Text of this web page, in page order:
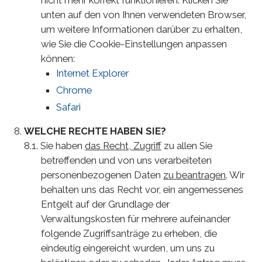
unten auf den von Ihnen verwendeten Browser,
um weitere Informationen darüber zu erhalten,
wie Sie die Cookie-Einstellungen anpassen
können:
Internet Explorer
Chrome
Safari
WELCHE RECHTE HABEN SIE?
Sie haben das Recht, Zugriff zu allen Sie
betreffenden und von uns verarbeiteten
personenbezogenen Daten zu beantragen. Wir
behalten uns das Recht vor, ein angemessenes
Entgelt auf der Grundlage der
Verwaltungskosten für mehrere aufeinander
folgende Zugriffsanträge zu erheben, die
eindeutig eingereicht wurden, um uns zu